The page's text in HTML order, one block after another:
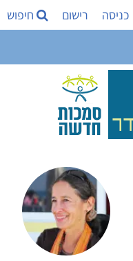
כניסה רישום חיפוש